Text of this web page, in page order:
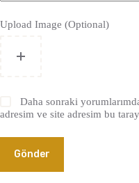
Upload Image (Optional)
Daha sonraki
adresim ve site adresim bu
Gönder